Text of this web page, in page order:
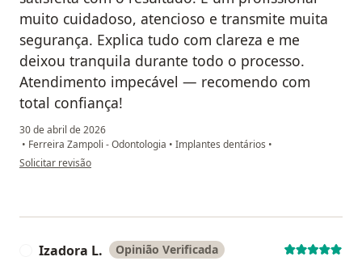
muito cuidadoso, atencioso e transmite muita
segurança. Explica tudo com clareza e me
deixou tranquila durante todo o processo.
Atendimento impecável — recomendo com
total confiança!
30 de abril de 2026
• Ferreira Zampoli - Odontologia • Implantes dentários •
na opinião do utilizador Neide
Solicitar revisão
Izadora L. Opinião Verificada